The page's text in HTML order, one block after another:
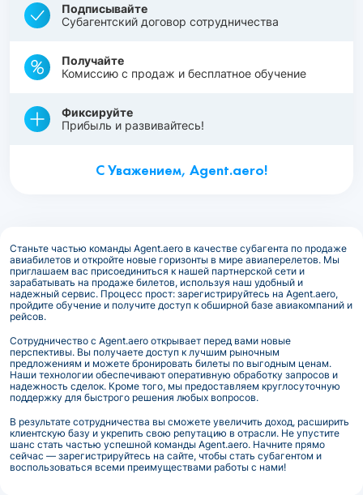
Подписывайте
Субагентский договор сотрудничества
Получайте
Комиссию с продаж и бесплатное обучение
Фиксируйте
Прибыль и развивайтесь!
С Уважением, Agent.aero!
Станьте частью команды Agent.aero в качестве субагента по продаже
авиабилетов и откройте новые горизонты в мире авиаперелетов. Мы
приглашаем вас присоединиться к нашей партнерской сети и
зарабатывать на продаже билетов, используя наш удобный и
надежный сервис. Процесс прост: зарегистрируйтесь на Agent.aero,
пройдите обучение и получите доступ к обширной базе авиакомпаний и
рейсов.
Сотрудничество с Agent.aero открывает перед вами новые
перспективы. Вы получаете доступ к лучшим рыночным
предложениям и можете бронировать билеты по выгодным ценам.
Наши технологии обеспечивают оперативную обработку запросов и
надежность сделок. Кроме того, мы предоставляем круглосуточную
поддержку для быстрого решения любых вопросов.
В результате сотрудничества вы сможете увеличить доход, расширить
клиентскую базу и укрепить свою репутацию в отрасли. Не упустите
шанс стать частью успешной команды Agent.aero. Начните прямо
сейчас — зарегистрируйтесь на сайте, чтобы стать субагентом и
воспользоваться всеми преимуществами работы с нами!